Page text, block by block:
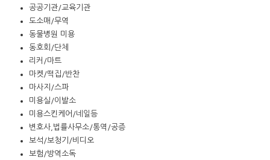
공공기관/교육기관
도소매/무역
동물병원 미용
동호회/단체
리커/마트
마켓/떡집/반찬
마사지/스파
미용실/이발소
미용스킨케어/네일등
변호사,법률사무소/통역/공증
보석/보청기/비디오
보험/방역소독